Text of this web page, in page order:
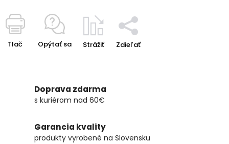
Tlač Opýtať sa Strážiť Zdieľať
Doprava zdarma
s kuriérom nad 60€
Garancia kvality
produkty vyrobené na Slovensku